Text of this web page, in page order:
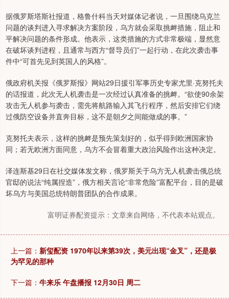
据俄罗斯塔斯社报道，格鲁什科当天对媒体记者说，一旦围绕乌克兰
问题的谈判进入寻求解决方案阶段，乌方就会采取挑衅措施，阻止和
平解决问题的条件形成。他表示，这类措施的方式非常极端，显然意
在破坏谈判进程，且通常与西方“督导员们”一起行动，在此次袭击事
件中“可首先见到英国人的风格”。
俄政府机关报《俄罗斯报》网站29日援引军事历史专家尤里·克努托夫
的话报道，此次无人机袭击是一次经过认真准备的挑衅。“欲使90余架
攻击无人机参与袭击，需先将航路输入其飞行程序，然后安排它们绕
过俄防空设备并直奔目标，这不是朝夕之间能做成的事。”
克努托夫表示，这样的挑衅是预先策划好的，似乎得到欧洲国家协
同；若无欧洲方面同意，乌方不会冒着重大政治风险作出这种决定。
泽连斯基29日在社交媒体发文称，俄罗斯关于乌方无人机袭击俄总统
官邸的说法“纯属捏造”，俄方相关言论“非常危险”富配平台，目的是破
坏乌方与美国总统特朗普团队的合作成果。
富明证券配资提示：文章来自网络，不代表本站观点。
上一篇： 新玺配资 1970年以来第39次，美元出现“金叉”，还是极
为罕见的那种
下一篇： 牛来乐 午盘播报 12月30日 周二